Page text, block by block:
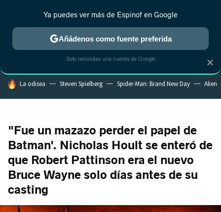
MENÚ NUEVO
ESTRENOS REALITY ANIME RANKINGS CINE
HOY SE HABLA DE
La odisea Steven Spielberg Spider-Man: Brand New Day Alien
"Fue un mazazo perder el papel de
Batman'. Nicholas Hoult se enteró de
que Robert Pattinson era el nuevo
Bruce Wayne solo días antes de su
casting
×
Ya puedes ver más de Espinof en Google
Añádenos como fuente preferida
Solo necesitas una cuenta de Google